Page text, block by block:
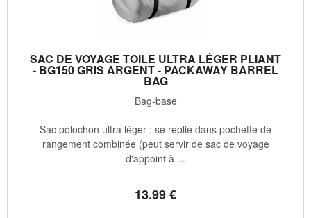
SAC DE VOYAGE TOILE ULTRA LÉGER PLIANT
- BG150 GRIS ARGENT - PACKAWAY BARREL
BAG
Bag-base
13.99€
Sac polochon ultra léger : se replie dans pochette de
rangement combinée (peut servir de sac de voyage
d'appoint à ...